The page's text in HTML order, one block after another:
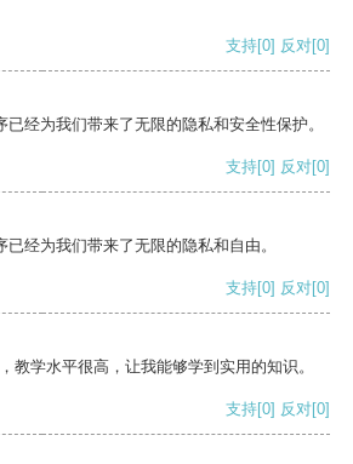
支持[0] 反对[0]
经为我们带来了无限的隐私和安全性保护。
支持[0] 反对[0]
经为我们带来了无限的隐私和自由。
支持[0] 反对[0]
教学水平很高，让我能够学到实用的知识。
支持[0] 反对[0]